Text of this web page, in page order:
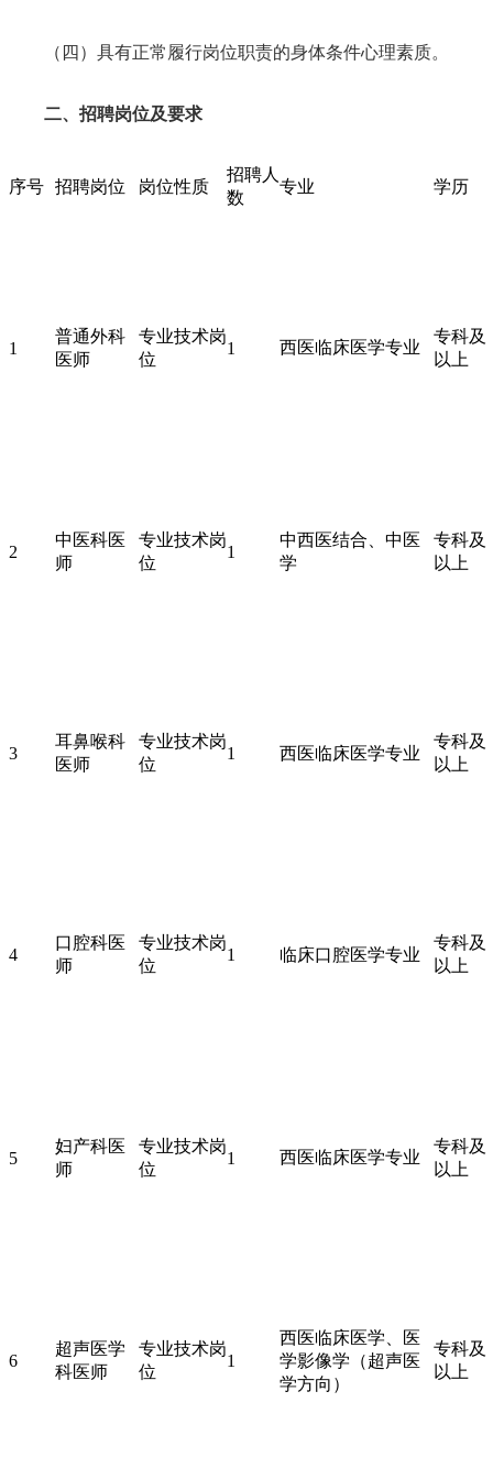
（四）具有正常履行岗位职责的身体条件心理素质。
二、招聘岗位及要求
序号 招聘岗位 岗位性质
招聘人
数
专业 学历
1
普通外科
医师
专业技术岗
位
1 西医临床医学专业
专科及
以上
2
中医科医
师
专业技术岗
位
1
中西医结合、中医
学
专科及
以上
3
耳鼻喉科
医师
专业技术岗
位
1 西医临床医学专业
专科及
以上
4
口腔科医
师
专业技术岗
位
1 临床口腔医学专业
专科及
以上
5
妇产科医
师
专业技术岗
位
1 西医临床医学专业
专科及
以上
6
超声医学
科医师
专业技术岗
位
1
西医临床医学、医
学影像学（超声医
学方向）
专科及
以上